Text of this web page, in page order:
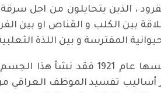
، الذين يتحايلون من اجل
بين الكلب و القناص او بين
المفترسة و بين اللذة
ثمة سبب لفساد جسم الدولة
أساليب تفسيد الموظف العراقي